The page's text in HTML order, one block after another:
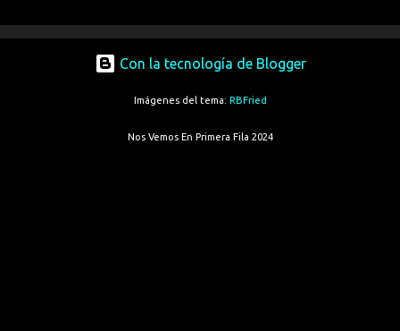
Con la tecnología de Blogger
Imágenes del tema: RBFried
Nos Vemos En Primera Fila 2024